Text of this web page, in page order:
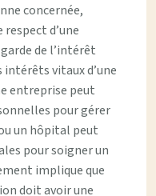
concernée,
d’une
de l’intérêt
vitaux d’une
entreprise peut
pour gérer
un hôpital peut
pour soigner un
implique que
doit avoir une